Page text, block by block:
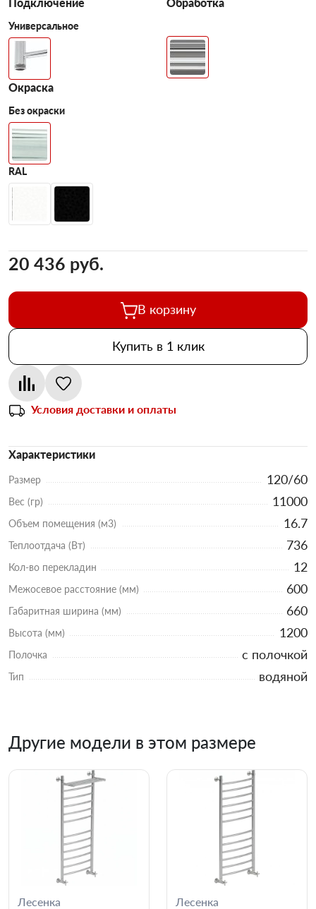
Универсальное
Окраска
Без окраски
RAL
20 436 pуб.
В корзину
Купить в 1 клик
Условия доставки и оплаты
Характеристики
Размер 120/60
Вес (гр) 11000
Объем помещения (м3) 16.7
Теплоотдача (Вт) 736
Кол-во перекладин 12
Межосевое расстояние (мм) 600
Габаритная ширина (мм) 660
Высота (мм) 1200
Полочка с полочкой
Тип водяной
Другие модели в этом размере
Лесенка
Лесенка